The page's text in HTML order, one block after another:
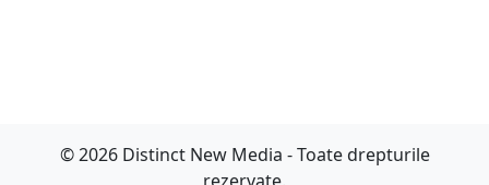
© 2026 Distinct New Media - Toate drepturile